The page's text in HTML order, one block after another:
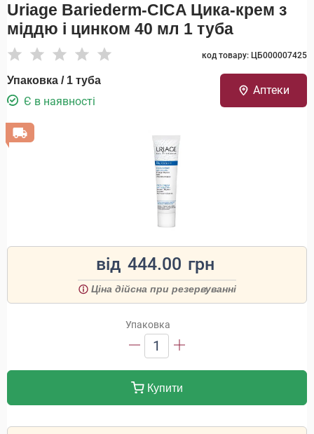
Uriage Bariederm-CICA Цика-крем з
міддю і цинком 40 мл 1 туба
код товару: ЦБ000007425
Упаковка / 1 туба
Є в наявності
Аптеки
від 444.00 грн
Ціна дійсна при резервуванні
Упаковка
1
Купити